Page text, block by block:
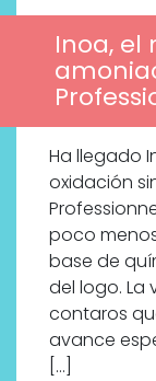
Inoa, el
Ha llegado
oxidación
poco
base de
del logo. La
contaros
avance
[…]